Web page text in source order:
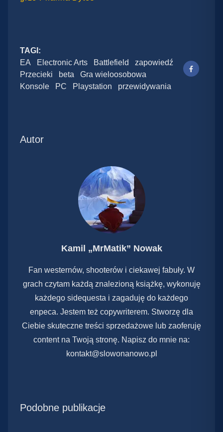
TAGI:
EA
Electronic Arts Battlefield
zapowiedź
Przecieki
beta
Gra wieloosobowa
Konsole
PC Playstation przewidywania
Autor
Kamil „MrMatik” Nowak
Fan westernów, shooterów i ciekawej fabuły. W
grach czytam każdą znalezioną książkę, wykonuję
każdego sidequesta i zagaduję do każdego
enpeca. Jestem też copywriterem. Stworzę dla
Ciebie skuteczne treści sprzedażowe lub zaoferuję
content na Twoją stronę. Napisz do mnie na:
kontakt@slowonanowo.pl
Podobne publikacje